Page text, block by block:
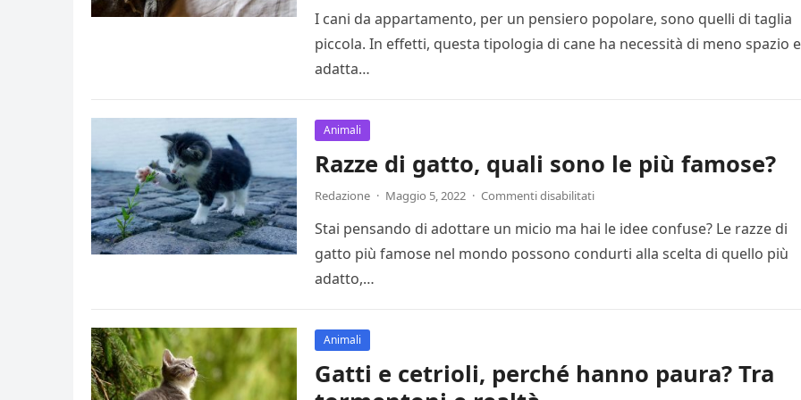
I cani da appartamento, per un pensiero popolare, sono quelli di taglia
piccola. In effetti, questa tipologia di cane ha necessità di meno spazio
adatta…
Animali
Razze di gatto, quali sono le più famose?
Redazione · Maggio 5, 2022 · Commenti disabilitati
Stai pensando di adottare un micio ma hai le idee confuse? Le razze di
gatto più famose nel mondo possono condurti alla scelta di quello più
adatto,…
Animali
Gatti e cetrioli, perché hanno paura? Tra